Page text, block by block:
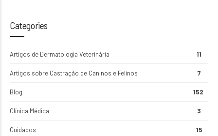
Categories
Artigos de Dermatologia Veterinária 11
Artigos sobre Castração de Caninos e Felinos 7
Blog 152
Clínica Médica 3
Cuidados 15